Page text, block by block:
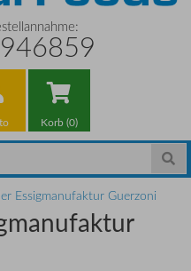
Korb (0)
Essigmanufaktur Guerzoni